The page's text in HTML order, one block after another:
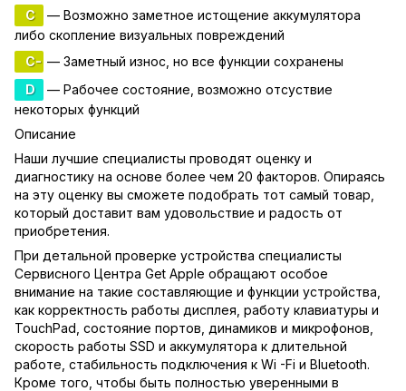
C
— Возможно заметное истощение аккумулятора
либо скопление визуальных повреждений
C- — Заметный износ, но все функции сохранены
D
— Рабочее состояние, возможно отсуствие
некоторых функций
Описание
Наши лучшие специалисты проводят оценку и
диагностику на основе более чем 20 факторов. Опираясь
на эту оценку вы сможете подобрать тот самый товар,
который доставит вам удовольствие и радость от
приобретения.
При детальной проверке устройства специалисты
Сервисного Центра Get Apple обращают особое
внимание на такие составляющие и функции устройства,
как корректность работы дисплея, работу клавиатуры и
TouchPad, состояние портов, динамиков и микрофонов,
скорость работы SSD и аккумулятора к длительной
работе, стабильность подключения к Wi -Fi и Bluetooth.
Кроме того, чтобы быть полностью уверенными в